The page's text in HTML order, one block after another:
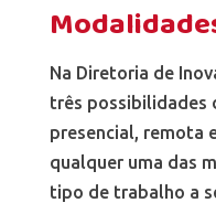
Na Diretoria de
três possibilidades
presencial, remota
qualquer uma das
tipo de trabalho a